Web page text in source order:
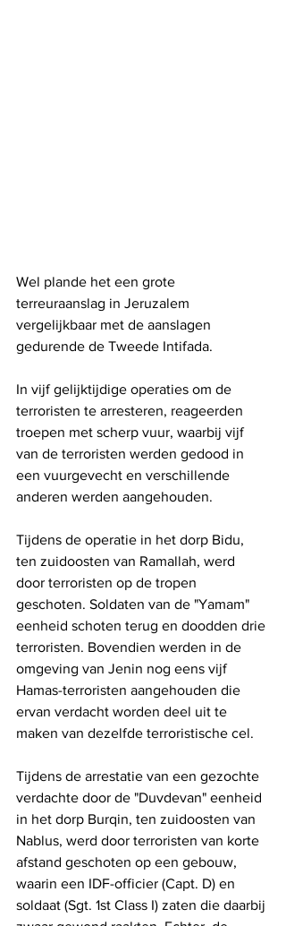
Wel plande het een grote
terreuraanslag in Jeruzalem
vergelijkbaar met de aanslagen
gedurende de Tweede Intifada.
In vijf gelijktijdige operaties om de
terroristen te arresteren, reageerden
troepen met scherp vuur, waarbij vijf
van de terroristen werden gedood in
een vuurgevecht en verschillende
anderen werden aangehouden.
Tijdens de operatie in het dorp Bidu,
ten zuidoosten van Ramallah, werd
door terroristen op de tropen
geschoten. Soldaten van de "Yamam"
eenheid schoten terug en doodden drie
terroristen. Bovendien werden in de
omgeving van Jenin nog eens vijf
Hamas-terroristen aangehouden die
ervan verdacht worden deel uit te
maken van dezelfde terroristische cel.
Tijdens de arrestatie van een gezochte
verdachte door de "Duvdevan" eenheid
in het dorp Burqin, ten zuidoosten van
Nablus, werd door terroristen van korte
afstand geschoten op een gebouw,
waarin een IDF-officier (Capt. D) en
soldaat (Sgt. 1st Class I) zaten die daarbij